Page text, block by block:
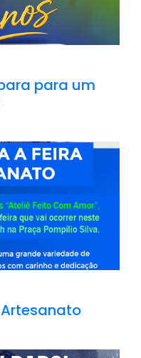
para um